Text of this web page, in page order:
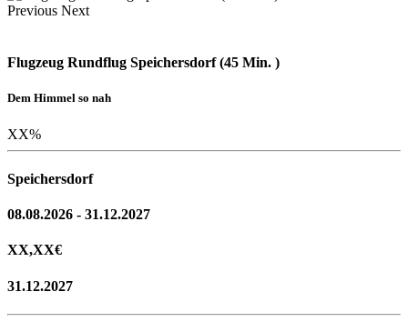
Previous Next
Flugzeug Rundflug Speichersdorf (45 Min. )
Dem Himmel so nah
XX%
Speichersdorf
08.08.2026 - 31.12.2027
XX,XX€
31.12.2027